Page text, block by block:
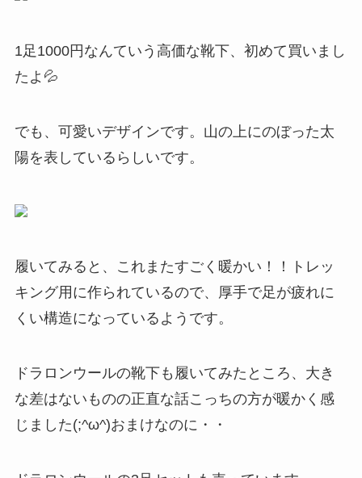
1足1000円なんていう高価な靴下、初めて買いまし
たよ💦
でも、可愛いデザインです。山の上にのぼった太
陽を表しているらしいです。
履いてみると、これまたすごく暖かい！！トレッ
キング用に作られているので、厚手で足が疲れに
くい構造になっているようです。
ドラロンウールの靴下も履いてみたところ、大き
な差はないものの正直な話こっちの方が暖かく感
じました(;^ω^)おまけなのに・・